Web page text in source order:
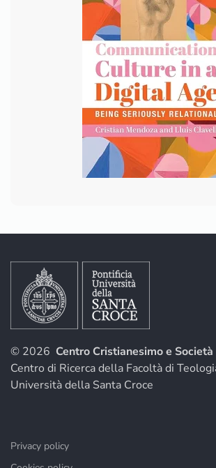
© 2026 Centro Cristianesimo e Società
Centro di Ricerca della Facoltà di
Università della Santa Croce
Privacy policy